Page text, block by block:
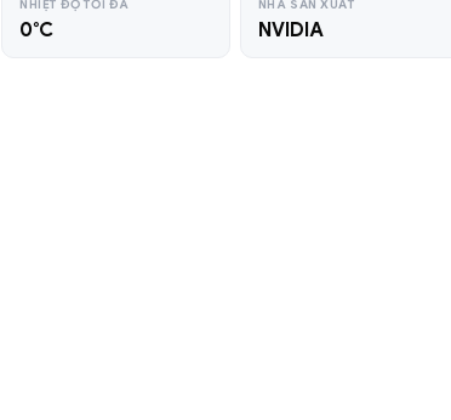
NHIỆT ĐỘ TỐI ĐA
0°C
NHÀ SẢN XUẤT
NVIDIA